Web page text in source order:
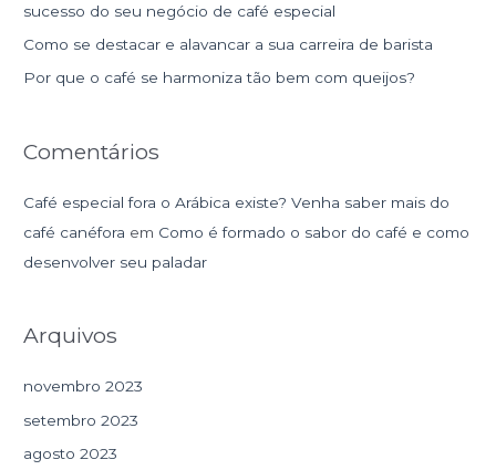
p
o
r
sucesso do seu negócio de café especial
Como se destacar e alavancar a sua carreira de barista
Por que o café se harmoniza tão bem com queijos?
Comentários
Café especial fora o Arábica existe? Venha saber mais do
café canéfora em Como é formado o sabor do café e como
desenvolver seu paladar
Arquivos
novembro 2023
setembro 2023
agosto 2023